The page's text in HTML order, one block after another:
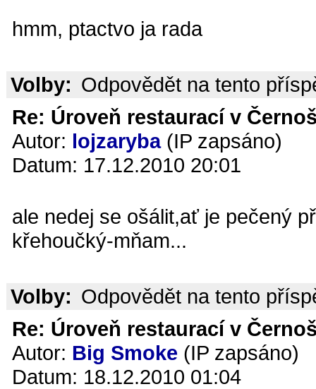
hmm, ptactvo ja rada
Volby: Odpovědět na tento
Re: Úroveň restaurací v
Autor: lojzaryba(IP zapsáno)
Datum: 17.12.2010 20:01
ale nedej se ošálit,ať je pečený
křehoučký-mňam...
Volby: Odpovědět na tento
Re: Úroveň restaurací v
Autor: Big Smoke (IP zapsáno)
Datum: 18.12.2010 01:04